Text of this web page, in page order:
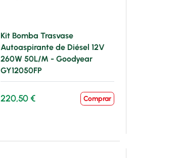
Kit Bomba Trasvase
Autoaspirante de Diésel 12V
260W 50L/M - Goodyear
GY12050FP
220,50 € Comprar